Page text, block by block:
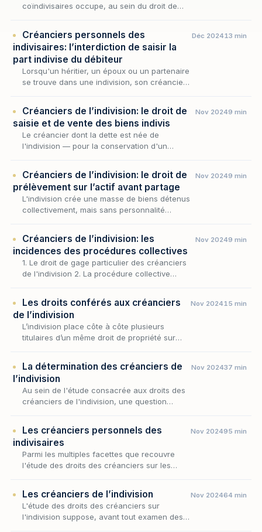
coïndivisaires occupe, au sein du droit de
Créanciers personnels des
indivisaires: l’interdiction de saisir la
part indivise du débiteur
Lorsqu'un héritier, un époux ou un partenaire
se trouve dans une indivision, son créancier
Déc 202413 min
Créanciers de l’indivision: le droit de
saisie et de vente des biens indivis
Le créancier dont la dette est née de
l'indivision — pour la conservation d'un
principe, à…
Nov 20249 min
Créanciers de l’indivision: le droit de
prélèvement sur l’actif avant partage
L'indivision crée une masse de biens détenus
collectivement, mais sans personnalité
l…
Nov 20249 min
Créanciers de l’indivision: les
incidences des procédures collectives
1. Le droit de gage particulier des créanciers
de l'indivision 2. La procédure collective
Nov 20249 min
Les droits conférés aux créanciers
de l’indivision
L’indivision place côte à côte plusieurs
titulaires d’un même droit de propriété sur
soulève une que…
Nov 202415 min
La détermination des créanciers de
l’indivision
Au sein de l'étude consacrée aux droits des
créanciers de l'indivision, une question
et c…
Nov 202437 min
Les créanciers personnels des
indivisaires
Parmi les multiples facettes que recouvre
l'étude des droits des créanciers sur les
place à part :…
Nov 202495 min
Les créanciers de l’indivision
L'étude des droits des créanciers sur
l'indivision suppose, avant tout examen des
Nov 202464 min